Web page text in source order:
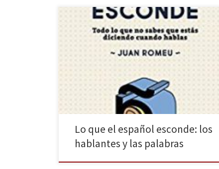
Hace año y medio reseñábamos aquí una obra para
hablar y escribir correctamente (Palabras mayores: el
Libro. 199 recetas infalibles para expresarse bien);
pues bien, la misma editorial acaba de publicar un
nuevo título: Lo que el español esconde (Vox, 2017).
Lo que esconde este libro es un conjunto ingente […]
Lo que el español esconde: los
hablantes y las palabras